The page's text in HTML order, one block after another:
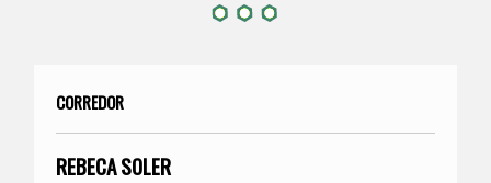
CORREDOR
REBECA SOLER